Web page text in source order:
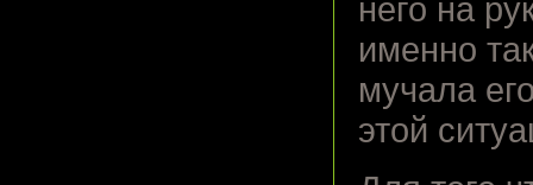
него на
именно
мучала
этой